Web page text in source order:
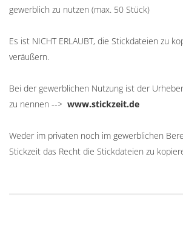
gewerblich zu nutzen (max. 50 Stück)
Es ist NICHT ERLAUBT, die Stickdateien zu
veräußern.
Bei der gewerblichen Nutzung ist der
zu nennen --> www.stickzeit.de
Weder im privaten noch im gewerblichen
Stickzeit das Recht die Stickdateien zu